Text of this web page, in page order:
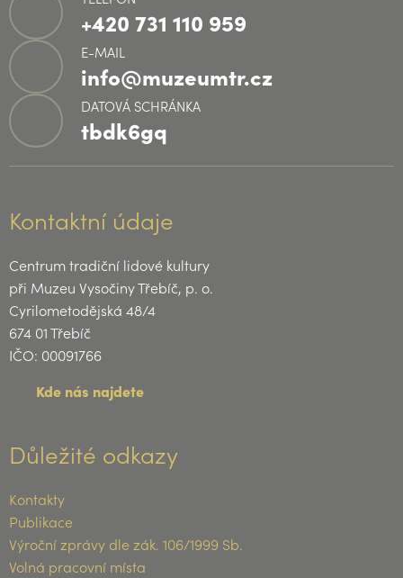
+420 731 110 959
E-MAIL
info@muzeumtr.cz
DATOVÁ SCHRÁNKA
tbdk6gq
Kontaktní údaje
Centrum tradiční lidové kultury
při Muzeu Vysočiny Třebíč, p. o.
Cyrilometodějská 48/4
674 01 Třebíč
IČO: 00091766
Kde nás najdete
Důležité odkazy
Kontakty
Publikace
Výroční zprávy dle zák. 106/1999 Sb.
Volná pracovní místa